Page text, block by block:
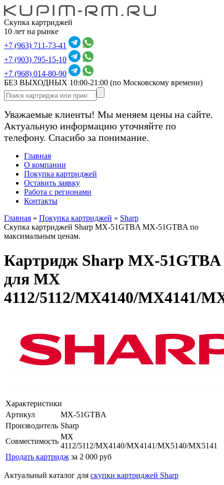
Скупка картриджей
10 лет на рынке
+7 (963) 711-73-41
+7 (903) 795-15-10
+7 (968) 014-80-90
БЕЗ ВЫХОДНЫХ 10:00-21:00 (по Московскому времени)
Уважаемые клиенты! Мы меняем цены на сайте.
Актуальную информацию уточняйте по
телефону. Спасибо за понимание.
Главная
О компании
Покупка картриджей
Оставить заявку
Работа с регионами
Контакты
Главная » Покупка картриджей » Sharp
Скупка картриджей Sharp MX-51GTBA MX-51GTBA по
максимальным ценам.
Картридж Sharp MX-51GTBA
для MX
4112/5112/MX4140/MX4141/
Характеристики
Артикул
MX-51GTBA
Производитель Sharp
Совместимость
MX
4112/5112/MX4140/MX4141/MX5140/MX5141
Продать картридж за 2 000 руб
Актуальный каталог для скупки картриджей Sharp